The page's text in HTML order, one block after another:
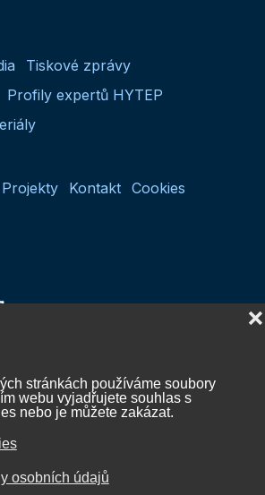
stránkách používáme soubory
webu vyjadřujete souhlas s
nebo je můžete zakázat.
osobních údajů
❌
Tiskové zprávy
Profily expertů HYTEP
Projekty Kontakt Cookies
činnost České vodíkové
Evropskou unií.